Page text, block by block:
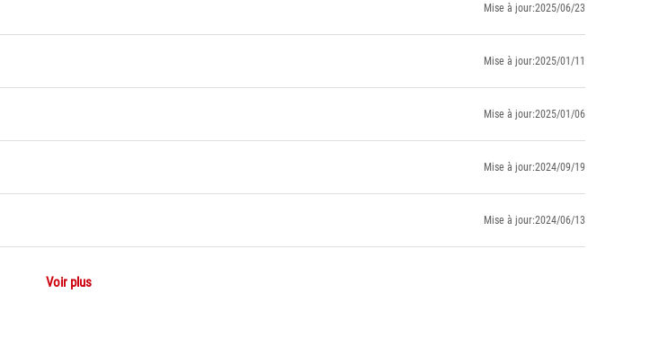
Mise à jour:2025/06/23
Mise à jour:2025/01/11
Mise à jour:2025/01/06
Mise à jour:2024/09/19
Mise à jour:2024/06/13
Voir plus